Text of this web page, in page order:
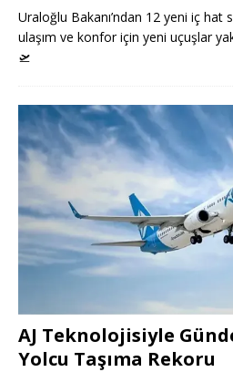
Uraloğlu Bakanı’ndan 12 yeni iç
ulaşım ve konfor için yeni uçuşlar
🛫
AJ Teknolojisiyle
Yolcu Taşıma Rekoru